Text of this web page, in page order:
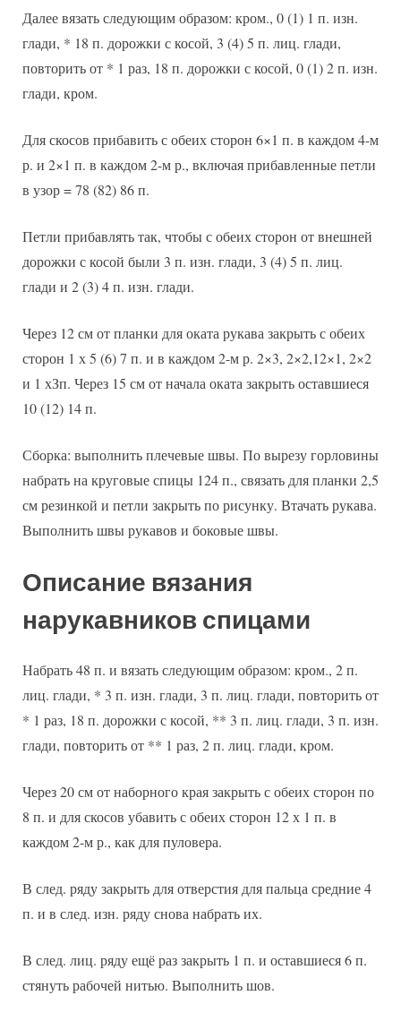
Далее вязать следующим образом: кром., 0 (1) 1 п. изн.
глади, * 18 п. дорожки с косой, 3 (4) 5 п. лиц. глади,
повторить от * 1 раз, 18 п. дорожки с косой, 0 (1) 2 п. изн.
глади, кром.
Для скосов прибавить с обеих сторон 6×1 п. в каждом 4-м
р. и 2×1 п. в каждом 2-м р., включая прибавленные петли
в узор = 78 (82) 86 п.
Петли прибавлять так, чтобы с обеих сторон от внешней
дорожки с косой были 3 п. изн. глади, 3 (4) 5 п. лиц.
глади и 2 (3) 4 п. изн. глади.
Через 12 см от планки для оката рукава закрыть с обеих
сторон 1 х 5 (6) 7 п. и в каждом 2-м р. 2×3, 2×2,12×1, 2×2
и 1 хЗп. Через 15 см от начала оката закрыть оставшиеся
10 (12) 14 п.
Сборка: выполнить плечевые швы. По вырезу горловины
набрать на круговые спицы 124 п., связать для планки 2,5
см резинкой и петли закрыть по рисунку. Втачать рукава.
Выполнить швы рукавов и боковые швы.
Описание вязания
нарукавников спицами
Набрать 48 п. и вязать следующим образом: кром., 2 п.
лиц. глади, * 3 п. изн. глади, 3 п. лиц. глади, повторить от
* 1 раз, 18 п. дорожки с косой, ** 3 п. лиц. глади, 3 п. изн.
глади, повторить от ** 1 раз, 2 п. лиц. глади, кром.
Через 20 см от наборного края закрыть с обеих сторон по
8 п. и для скосов убавить с обеих сторон 12 х 1 п. в
каждом 2-м р., как для пуловера.
В след. ряду закрыть для отверстия для пальца средние 4
п. и в след. изн. ряду снова набрать их.
В след. лиц. ряду ещё раз закрыть 1 п. и оставшиеся 6 п.
стянуть рабочей нитью. Выполнить шов.